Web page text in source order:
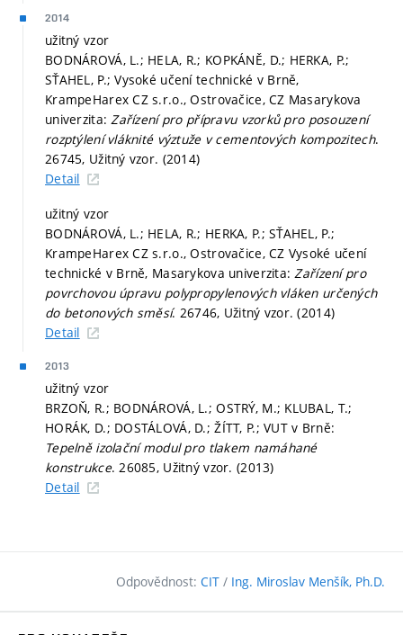
2014
užitný vzor
BODNÁROVÁ, L.; HELA, R.; KOPKÁNĚ, D.; HERKA, P.;
SŤAHEL, P.; Vysoké učení technické v Brně,
KrampeHarex CZ s.r.o., Ostrovačice, CZ Masarykova
univerzita:Zařízení pro přípravu vzorků pro posouzení
rozptýlení vláknité výztuže v cementových kompozitech.
26745, Užitný vzor. (2014)
Detail
užitný vzor
BODNÁROVÁ, L.; HELA, R.; HERKA, P.; SŤAHEL, P.;
KrampeHarex CZ s.r.o., Ostrovačice, CZ Vysoké učení
technické v Brně, Masarykova univerzita:Zařízení pro
povrchovou úpravu polypropylenových vláken určených
do betonových směsí. 26746, Užitný vzor. (2014)
Detail
2013
užitný vzor
BRZOŇ, R.; BODNÁROVÁ, L.; OSTRÝ, M.; KLUBAL, T.;
HORÁK, D.; DOSTÁLOVÁ, D.; ŽÍTT, P.; VUT v Brně:
Tepelně izolační modul pro tlakem namáhané
konstrukce. 26085, Užitný vzor. (2013)
Detail
Odpovědnost: CIT / Ing. Miroslav Menšík, Ph.D.